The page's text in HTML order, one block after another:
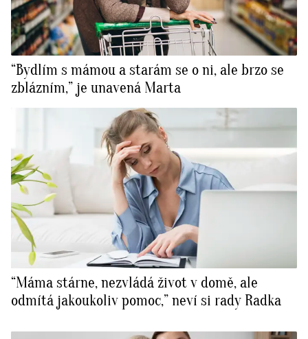
“Bydlím s mámou a starám se o ni, ale brzo se
zblázním,” je unavená Marta
“Máma stárne, nezvládá život v domě, ale
odmítá jakoukoliv pomoc,” neví si rady Radka